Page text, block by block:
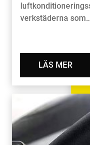
verkstäderna
LÄS MER